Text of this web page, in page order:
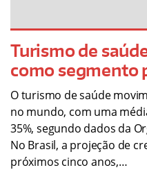
Turismo de
como segmento
O turismo de saúde
no mundo, com uma
35%, segundo dados da
No Brasil, a projeção de
próximos cinco anos,…